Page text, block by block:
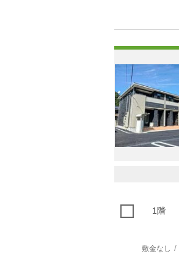
1階
敷金なし